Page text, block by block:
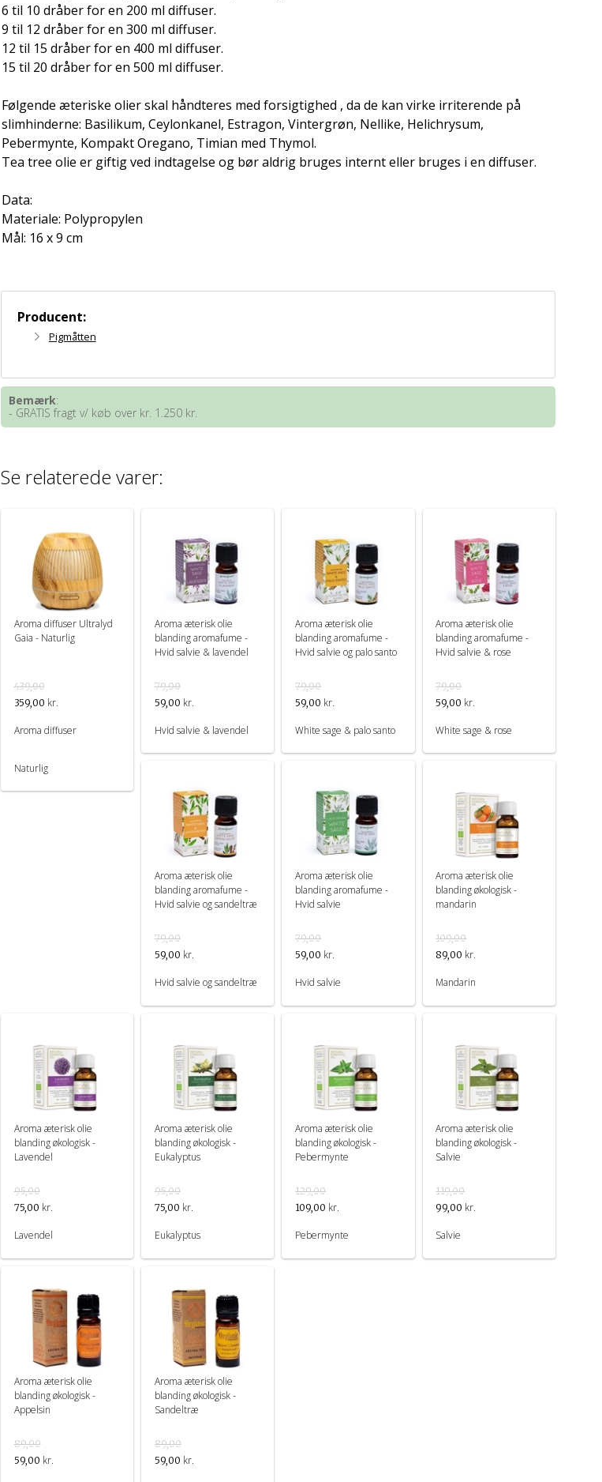
6 til 10 dråber for en 200 ml diffuser.
9 til 12 dråber for en 300 ml diffuser.
12 til 15 dråber for en 400 ml diffuser.
15 til 20 dråber for en 500 ml diffuser.
Følgende æteriske olier skal håndteres med forsigtighed , da de kan virke irriterende på
slimhinderne: Basilikum, Ceylonkanel, Estragon, Vintergrøn, Nellike, Helichrysum,
Pebermynte, Kompakt Oregano, Timian med Thymol.
Tea tree olie er giftig ved indtagelse og bør aldrig bruges internt eller bruges i en diffuser.
Data:
Materiale: Polypropylen
Mål: 16 x 9 cm
Producent:
Pigmåtten
Bemærk:
- GRATIS fragt v/ køb over kr. 1.250 kr.
Se relaterede varer:
Aroma diffuser Ultralyd
Gaia - Naturlig
439,00
359,00 kr.
Aroma diffuser
Naturlig
Aroma æterisk olie
blanding aromafume -
Hvid salvie & lavendel
79,00
59,00 kr.
Hvid salvie & lavendel
Aroma æterisk olie
blanding aromafume -
Hvid salvie og palo santo
79,00
59,00 kr.
White sage & palo santo
Aroma æterisk olie
blanding aromafume -
Hvid salvie & rose
79,00
59,00 kr.
White sage & rose
Aroma æterisk olie
blanding aromafume -
Hvid salvie og sandeltræ
79,00
59,00 kr.
Hvid salvie og sandeltræ
Aroma æterisk olie
blanding aromafume -
Hvid salvie
79,00
59,00 kr.
Hvid salvie
Aroma æterisk olie
blanding økologisk -
mandarin
109,00
89,00 kr.
Mandarin
Aroma æterisk olie
blanding økologisk -
Lavendel
95,00
75,00 kr.
Lavendel
Aroma æterisk olie
blanding økologisk -
Eukalyptus
95,00
75,00 kr.
Eukalyptus
Aroma æterisk olie
blanding økologisk -
Pebermynte
129,00
109,00 kr.
Pebermynte
Aroma æterisk olie
blanding økologisk -
Salvie
119,00
99,00 kr.
Salvie
Aroma æterisk olie
blanding økologisk -
Appelsin
89,00
59,00 kr.
Aroma æterisk olie
blanding økologisk -
Sandeltræ
89,00
59,00 kr.